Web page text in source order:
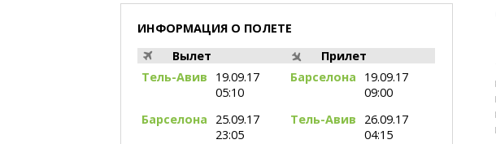
ИНФОРМАЦИЯ О ПОЛЕТЕ
Вылет
Тель-Авив
19.09.17
05:10
Барселона
25.09.17
23:05
Прилет
Барселона
19.09.17
09:00
Тель-Авив
26.09.17
04:15